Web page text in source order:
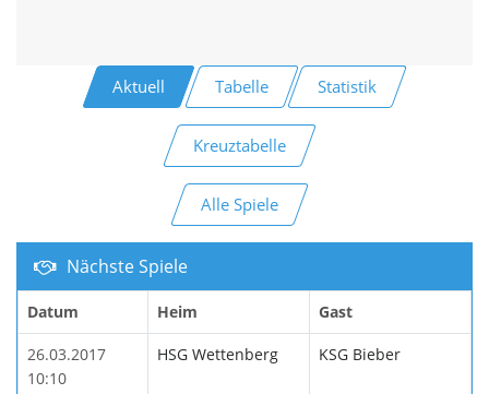
Aktuell Tabelle Statistik
Kreuztabelle
Alle Spiele
Nächste Spiele
Datum Heim Gast
26.03.2017
10:10
HSG Wettenberg KSG Bieber